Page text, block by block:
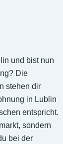
und bist nun
Die
stehen dir
in Lublin
entspricht.
sondern
bei der